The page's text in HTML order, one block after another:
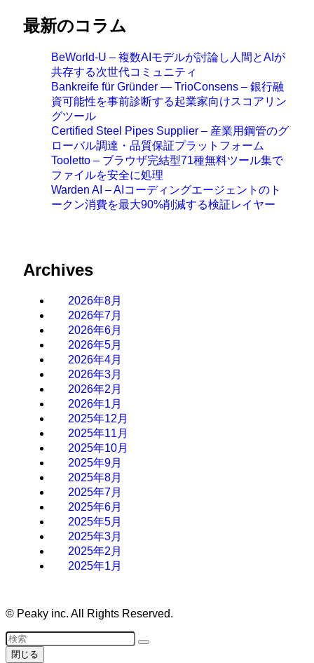
最新のコラム
BeWorld-U – 複数AIモデルが討論し人間とAIが
共存する次世代コミュニティ
Bankreife für Gründer — TrioConsens – 銀行融
資可能性を事前診断する起業家向けスコアリン
グツール
Certified Steel Pipes Supplier – 産業用鋼管のグ
ローバル調達・品質保証プラットフォーム
Tooletto – ブラウザ完結型71種無料ツール集で
ファイルを安全に処理
Warden AI – AIコーディングエージェントのト
ークン消費を最大90%削減する検証レイヤー
Archives
2026年8月
2026年7月
2026年6月
2026年5月
2026年4月
2026年3月
2026年2月
2026年1月
2025年12月
2025年11月
2025年10月
2025年9月
2025年8月
2025年7月
2025年6月
2025年5月
2025年3月
2025年2月
2025年1月
© Peaky inc. All Rights Reserved.
閉じる